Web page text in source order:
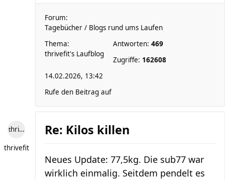
Forum:
Tagebücher / Blogs rund ums Laufen
Thema:
thrivefit's Laufblog
Antworten: 469
Zugriffe: 162608
14.02.2026, 13:42
Rufe den Beitrag auf
thrivefit
thrivefit
Re: Kilos killen
Neues Update: 77,5kg. Die sub77 war
wirklich einmalig. Seitdem pendelt es